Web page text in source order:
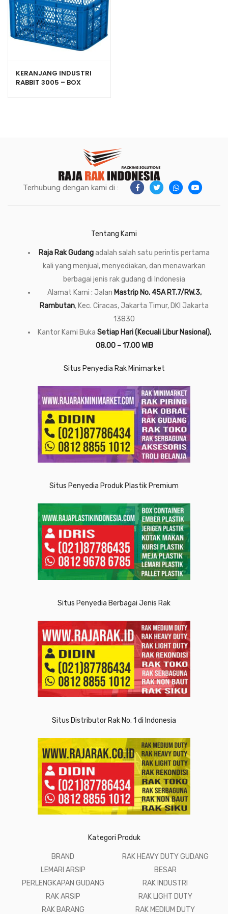
KERANJANG INDUSTRI
RABBIT 3005 – BOX
Terhubung dengan kami di :
Tentang Kami
Raja Rak Gudangadalah salah satu perintis pertama
kali yang menjual, menyediakan, dan menawarkan
berbagai jenis rak gudang di Indonesia
Alamat Kami : Jalan Mastrip No. 45A RT.7/RW.3,
Rambutan, Kec. Ciracas, Jakarta Timur, DKI Jakarta
13830
Kantor Kami Buka Setiap Hari (Kecuali Libur Nasional),
08.00 – 17.00 WIB
Situs Penyedia Rak Minimarket
Situs Penyedia Produk Plastik Premium
Situs Penyedia Berbagai Jenis Rak
Situs Distributor Rak No. 1 di Indonesia
Kategori Produk
BRAND
LEMARI ARSIP
PERLENGKAPAN GUDANG
RAK ARSIP
RAK BARANG
RAK HEAVY DUTY GUDANG
BESAR
RAK INDUSTRI
RAK LIGHT DUTY
RAK MEDIUM DUTY